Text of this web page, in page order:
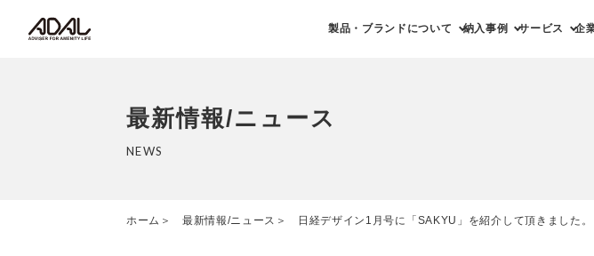
製品・ブランドについて 納入事例 サービス 企
最新情報/ニュース
NEWS
ホーム 最新情報/ニュース 日経デザイン1月号に「SAKYU」を紹介して頂きました。